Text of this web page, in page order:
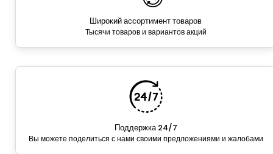
Широкий ассортимент товаров
Тысячи товаров и вариантов акций
Поддержка 24/7
Вы можете поделиться с нами своими предложениями и жалобами